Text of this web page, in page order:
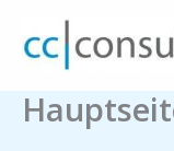
Inhalt
springen